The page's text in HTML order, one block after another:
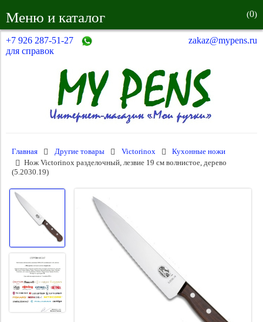
Меню и каталог (0)
+7 926 287-51-27
для справок
zakaz@mypens.ru
Главная Другие товары Victorinox
Кухонные ножи
Нож Victorinox разделочный, лезвие 19 см волнистое, дерево
(5.2030.19)